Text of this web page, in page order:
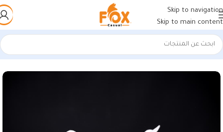
Skip to navigation
Skip to main content
الرئيسية/أحذية رجالي/كوتشات فيتنامي